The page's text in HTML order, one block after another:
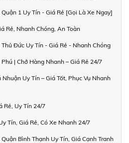
1 Uy Tín - Giá Rẻ [Gọi Là Xe Ngay]
Rẻ, Nhanh Chóng, An Toàn
Đức Uy Tín - Giá Rẻ - Nhanh Chóng
| Chở Hàng Nhanh – Giá Rẻ 24/7
Uy Tín – Giá Tốt, Phục Vụ Nhanh
Rẻ, Uy Tín 24/7
Tín, Giá Rẻ, Có Xe Nhanh 24/7
Bình Thạnh Uy Tín, Giá Cạnh Tranh